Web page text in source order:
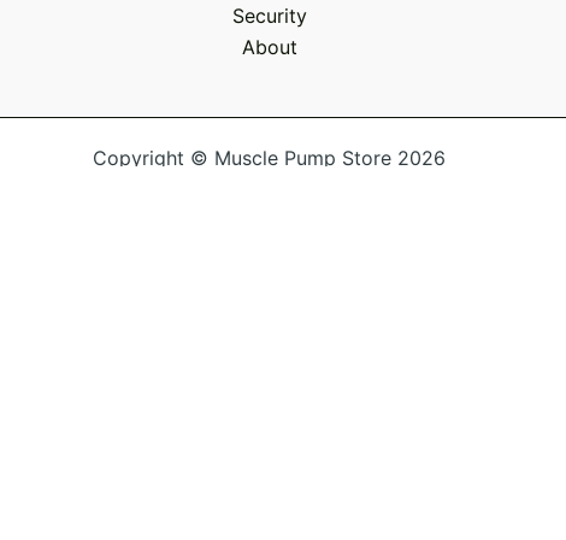
Security
About
Copyright © Muscle Pump Store 2026